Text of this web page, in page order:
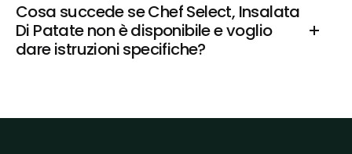
Cosa succede se Chef Select, Insalata
Di Patate non è disponibile e voglio
dare istruzioni specifiche?